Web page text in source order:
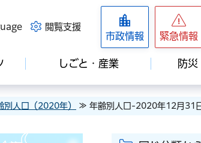
閲覧支援
市政情報 緊急情報
しごと・産業 防
別人口（2020年） ≫ 年齢別人口-2020年12月31